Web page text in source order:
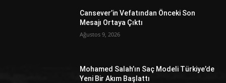
Cansever’in Vefatından Önceki Son
Mesajı Ortaya Çıktı
Ağustos 9, 2026
Mohamed Salah’ın Saç Modeli Türkiye’de
Yeni Bir Akım Başlattı